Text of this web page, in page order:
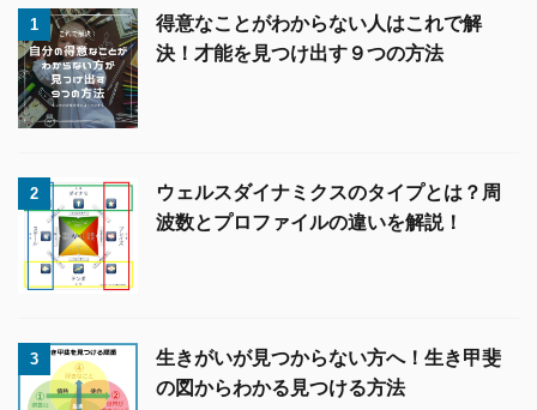
1
得意なことがわからない人はこれで解
決！才能を見つけ出す９つの方法
2
ウェルスダイナミクスのタイプとは？周
波数とプロファイルの違いを解説！
3
生きがいが見つからない方へ！生き甲斐
の図からわかる見つける方法